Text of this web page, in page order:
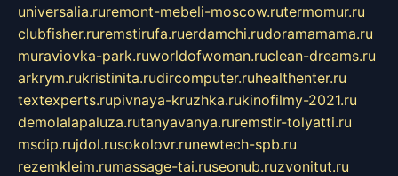
universalia.ruremont-mebeli-moscow.rutermomur.ru
clubfisher.ruremstirufa.ruerdamchi.rudoramamama.ru
muraviovka-park.ruworldofwoman.ruclean-dreams.ru
arkrym.rukristinita.rudircomputer.ruhealthenter.ru
textexperts.rupivnaya-kruzhka.rukinofilmy-2021.ru
demolalapaluza.rutanyavanya.ruremstir-tolyatti.ru
msdip.rujdol.rusokolovr.runewtech-spb.ru
rezemkleim.rumassage-tai.ruseonub.ruzvonitut.ru